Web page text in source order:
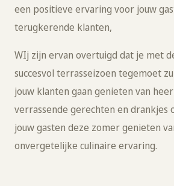
een positieve ervaring voor jouw
terugkerende klanten,
WIj zijn ervan overtuigd dat je met
succesvol terrasseizoen tegemoet
jouw klanten gaan genieten van
verrassende gerechten en drankjes
jouw gasten deze zomer genieten
onvergetelijke culinaire ervaring.